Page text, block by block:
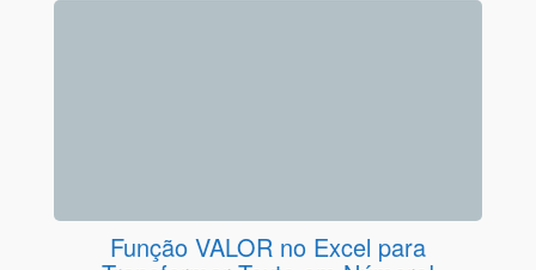
Função VALOR no Excel para